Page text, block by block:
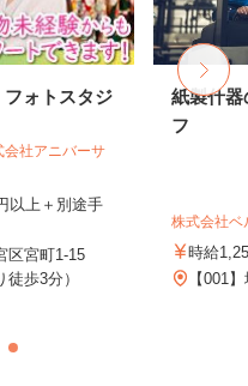
ォトスタジ
会社アニバーサ
以上＋別途手
区宮町1-15
徒歩3分）
紙製什器
フ
株式会社ベ
時給
【001